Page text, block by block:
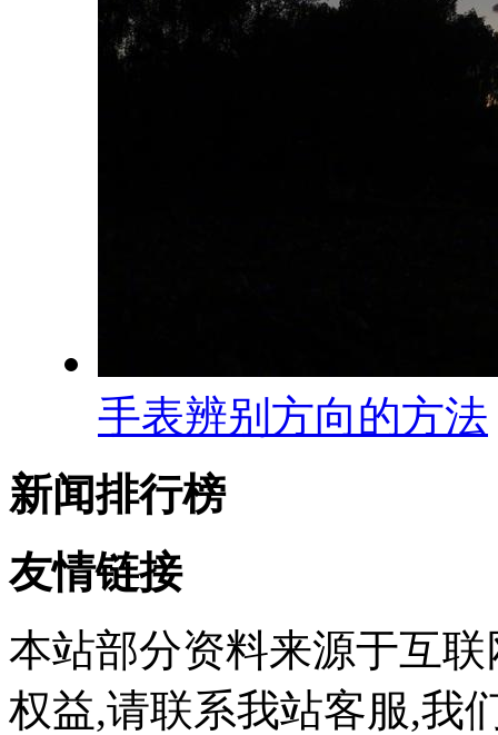
手表辨别方向的方法
新闻排行榜
友情链接
本站部分资料来源于互
权益,请联系我站客服,我